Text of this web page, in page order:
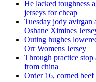
He lacked toughness
jerseys for cheap
Tuesday jody avirgan
Oshane Ximines
Outing hughes
Orr Womens Jersey
Through practice stop
from china
Order 16, corned